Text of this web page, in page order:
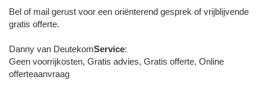
Bel of mail gerust voor een oriënterend gesprek of vrijblijvende
gratis offerte.
Danny van DeutekomService:
Geen voorrijkosten, Gratis advies, Gratis offerte, Online
offerteaanvraag